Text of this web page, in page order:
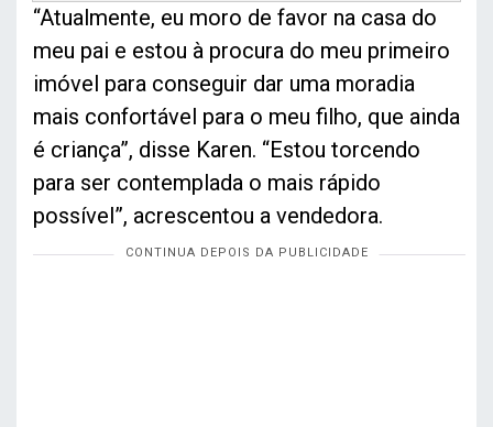
“Atualmente, eu moro de favor na casa do
meu pai e estou à procura do meu primeiro
imóvel para conseguir dar uma moradia
mais confortável para o meu filho, que ainda
é criança”, disse Karen. “Estou torcendo
para ser contemplada o mais rápido
possível”, acrescentou a vendedora.